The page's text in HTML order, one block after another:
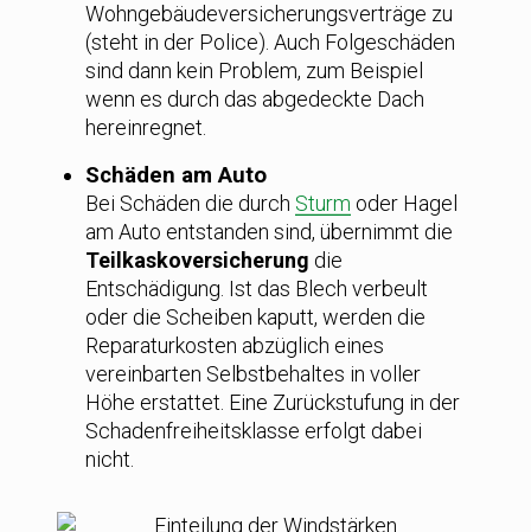
Wohngebäudeversicherungsverträge zu
(steht in der Police). Auch Folgeschäden
sind dann kein Problem, zum Beispiel
wenn es durch das abgedeckte Dach
hereinregnet.
Schäden am Auto
Bei Schäden die durch Sturm oder Hagel
am Auto entstanden sind, übernimmt die
Teilkaskoversicherung die
Entschädigung. Ist das Blech verbeult
oder die Scheiben kaputt, werden die
Reparaturkosten abzüglich eines
vereinbarten Selbstbehaltes in voller
Höhe erstattet. Eine Zurückstufung in der
Schadenfreiheitsklasse erfolgt dabei
nicht.